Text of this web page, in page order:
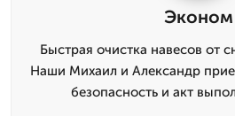
Эконом
Быстрая очистка навесов от
Наши Михаил и Александр
безопасность и акт